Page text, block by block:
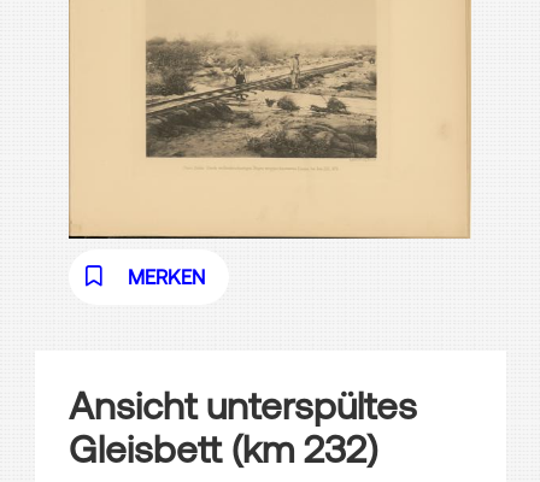
MERKEN
Ansicht unterspültes
Gleisbett (km 232)